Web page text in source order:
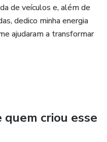
de veículos e, além de
dedico minha energia
ajudaram a transformar
de três pilares: fé,
até aqui.
criou esse